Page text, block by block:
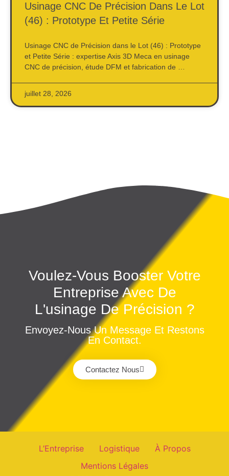
Usinage CNC De Précision Dans Le Lot
(46) : Prototype Et Petite Série
Usinage CNC de Précision dans le Lot (46) : Prototype
et Petite Série : expertise Axis 3D Meca en usinage
CNC de précision, étude DFM et fabrication de …
juillet 28, 2026
Voulez-Vous Booster Votre
Entreprise Avec De
L'usinage De Précision ?
Envoyez-Nous Un Message Et Restons
En Contact.
Contactez Nous
L’Entreprise Logistique
À Propos
Mentions Légales